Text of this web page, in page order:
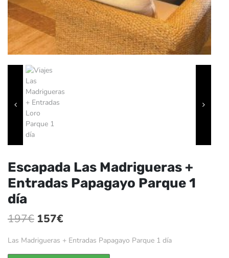
Escapada Las Madrigueras +
Entradas Papagayo Parque 1
día
197€ El
precio
157€
precio
Las Madrigueras + Entradas Papagayo Parque 1 día